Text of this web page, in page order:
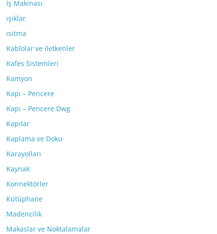
İş Makinası
ışıklar
ısıtma
Kablolar ve iletkenler
Kafes Sistemleri
Kamyon
Kapı – Pencere
Kapı – Pencere Dwg
Kapılar
Kaplama ve Doku
Karayolları
Kaynak
Konnektörler
Kütüphane
Madencilik
Makaslar ve Noktalamalar